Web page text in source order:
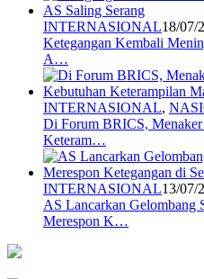
INTERNASIONAL18/07/
Ketegangan Kembali
A…
INTERNASIONAL,
Di Forum BRICS,
Keteram…
INTERNASIONAL13/07/
AS Lancarkan Gelombang
Merespon K…